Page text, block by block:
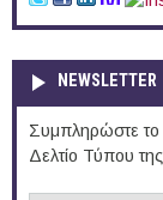
NEWSLETTER
Συμπληρώστε το
Δελτίο Τύπου